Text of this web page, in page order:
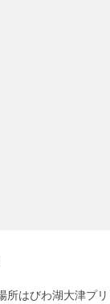
所はびわ湖大津プリ